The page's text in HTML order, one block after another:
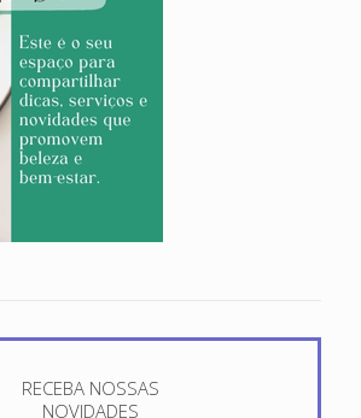
RECEBA NOSSAS
NOVIDADES